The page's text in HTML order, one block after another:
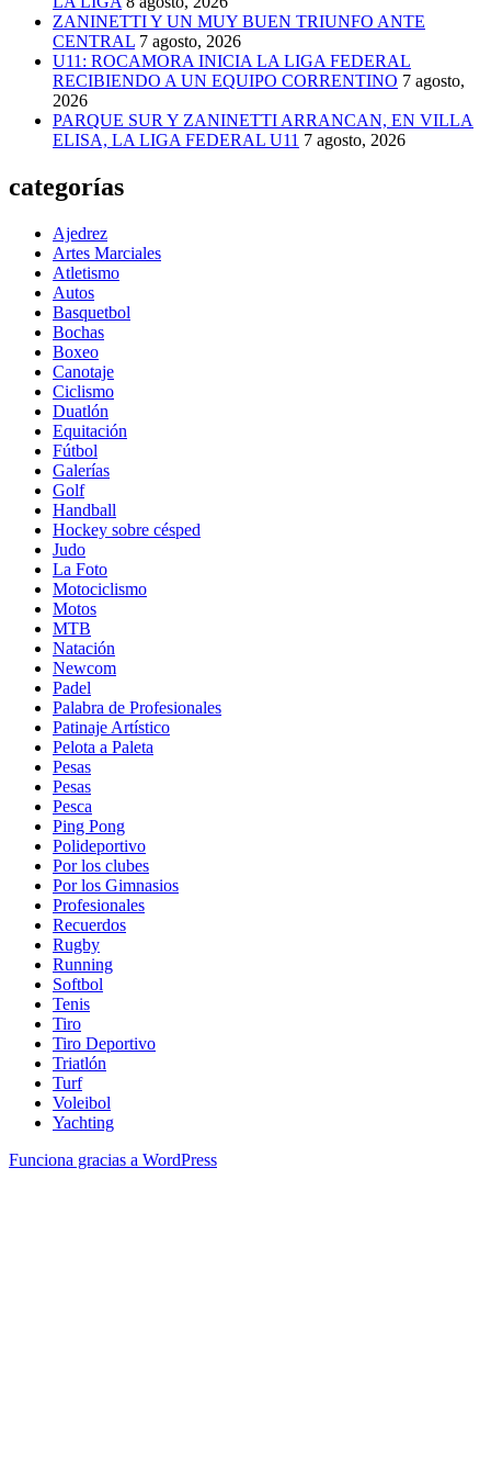
ZANINETTI Y UN MUY BUEN TRIUNFO ANTE
CENTRAL 7 agosto, 2026
U11: ROCAMORA INICIA LA LIGA FEDERAL
RECIBIENDO A UN EQUIPO CORRENTINO 7 agosto,
2026
PARQUE SUR Y ZANINETTI ARRANCAN, EN VILLA
ELISA, LA LIGA FEDERAL U11 7 agosto, 2026
categorías
Ajedrez
Artes Marciales
Atletismo
Autos
Basquetbol
Bochas
Boxeo
Canotaje
Ciclismo
Duatlón
Equitación
Fútbol
Galerías
Golf
Handball
Hockey sobre césped
Judo
La Foto
Motociclismo
Motos
MTB
Natación
Newcom
Padel
Palabra de Profesionales
Patinaje Artístico
Pelota a Paleta
Pesas
Pesas
Pesca
Ping Pong
Polideportivo
Por los clubes
Por los Gimnasios
Profesionales
Recuerdos
Rugby
Running
Softbol
Tenis
Tiro
Tiro Deportivo
Triatlón
Turf
Voleibol
Yachting
Funciona gracias a WordPress